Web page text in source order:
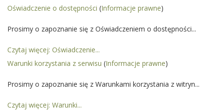
Oświadczenie o dostępności (Informacje prawne)
Prosimy o zapoznanie się z Oświadczeniem o dostępności...
Czytaj więcej: Oświadczenie...
Warunki korzystania z serwisu (Informacje prawne)
Prosimy o zapoznanie się z Warunkami korzystania z witryn...
Czytaj więcej: Warunki...